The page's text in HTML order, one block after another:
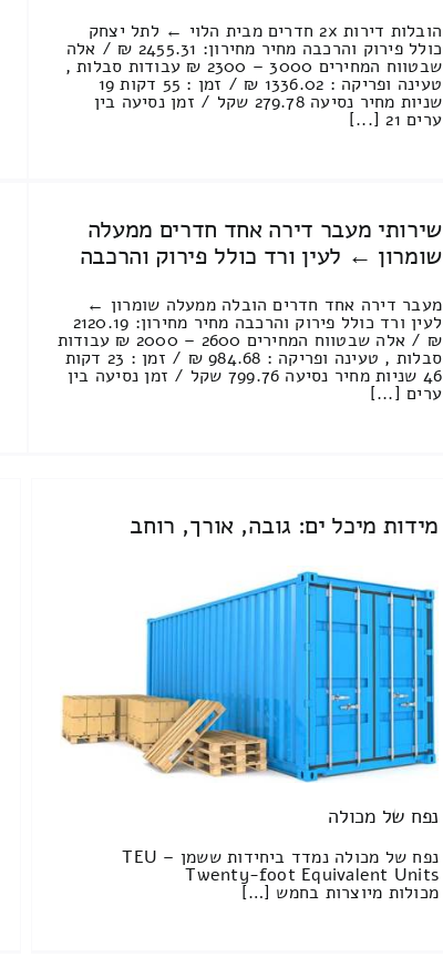
הובלות דירות 2x חדרים מבית הלוי ← לתל יצחק
כולל פירוק והרכבה מחיר מחירון: 2455.31 ₪ / אלה
שבטווח המחירים 3000 – 2300 ₪ עבודות סבלות ,
טעינה ופריקה : 1336.02 ₪ / זמן : 55 דקות 19
שניות מחיר נסיעה 279.78 שקל / זמן נסיעה בין
ערים 21 [...]
שירותי מעבר דירה אחד חדרים ממעלה
שומרון ← לעין ורד כולל פירוק והרכבה
מעבר דירה אחד חדרים הובלה ממעלה שומרון ←
לעין ורד כולל פירוק והרכבה מחיר מחירון: 2120.19
₪ / אלה שבטווח המחירים 2600 – 2000 ₪ עבודות
סבלות , טעינה ופריקה : 984.68 ₪ / זמן : 23 דקות
46 שניות מחיר נסיעה 799.76 שקל / זמן נסיעה בין
ערים [...]
מידות מיכל ים: גובה, אורך, רוחב
נפח של מכולה
נפח של מכולה נמדד ביחידות ששמן TEU –
Twenty-foot Equivalent Units
מכולות מיוצרות בחמש […]